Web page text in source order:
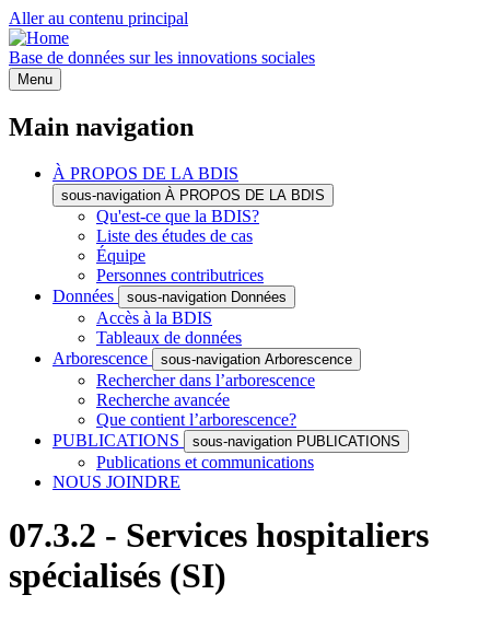
Aller au contenu principal
Base de données sur les innovations sociales
Menu
Main navigation
À PROPOS DE LA BDIS
sous-navigation À PROPOS DE LA BDIS
Qu'est-ce que la BDIS?
Liste des études de cas
Équipe
Personnes contributrices
Données
sous-navigation Données
Accès à la BDIS
Tableaux de données
Arborescence
sous-navigation Arborescence
Rechercher dans l’arborescence
Recherche avancée
Que contient l’arborescence?
PUBLICATIONS
sous-navigation PUBLICATIONS
Publications et communications
NOUS JOINDRE
07.3.2 - Services hospitaliers
spécialisés (SI)